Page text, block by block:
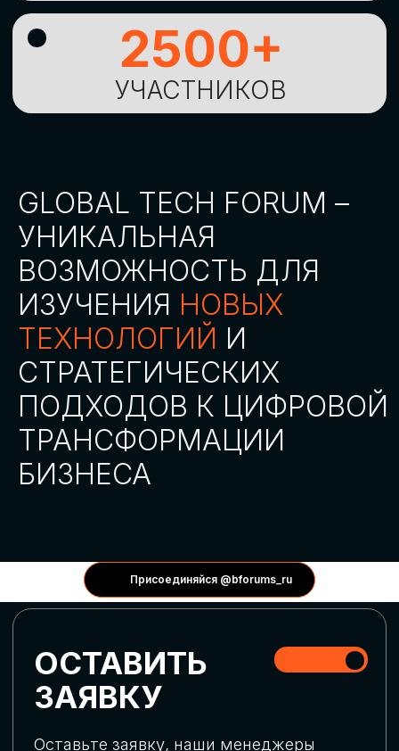
Присоединяйся @bforums_ru
ОСТАВИТЬ
ЗАЯВКУ
АККРЕДИТАЦИЯ
СМИ
СКАЧАТЬ ПРОГРАММУ
СТАТЬ СПИКЕРОМ
Оставьте заявку, наши менеджеры
СТАТЬ УЧАСТНИКОМ
ГЛОБАЛЬНАЯ
ЦИФРОВИЗАЦИЯ
актуальных трендов глобальной цифровой
трансформации. Узнаем о новых подходах
массовом использовании ИИ-
инструментов, обеспечении